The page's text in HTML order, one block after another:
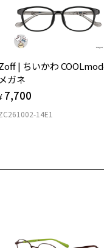
近視用メガネとしての利用
や色味の出方に個体差が
数によっては作製できない
UP ページをみる
お持ちのZoffメガ
上がり寸法
仕上がりの横幅：約141mm
仕上がりの縦幅：約34mm
安心2 視力測定無料
視力の変化を早めに発見
すめいたします。
安心3 かかり具合調整無
フレームの歪みやかかり
Zoff店舗にていつでも対応
メガネの度数情報がわから
ンラインストアでフレーム
購入時に「レンズ交換券」
うえ、
付きレンズ（標準セットレ
| ちいかわ
メガネ
7,700
14E1